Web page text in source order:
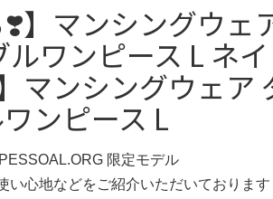
❣️】マンシングウェ
ワンピース L ネ
マンシングウェア
ンピース L
限定モデル
い心地などをご紹介いただいております